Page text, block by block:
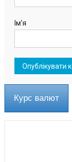
Ім'я
Курс валют